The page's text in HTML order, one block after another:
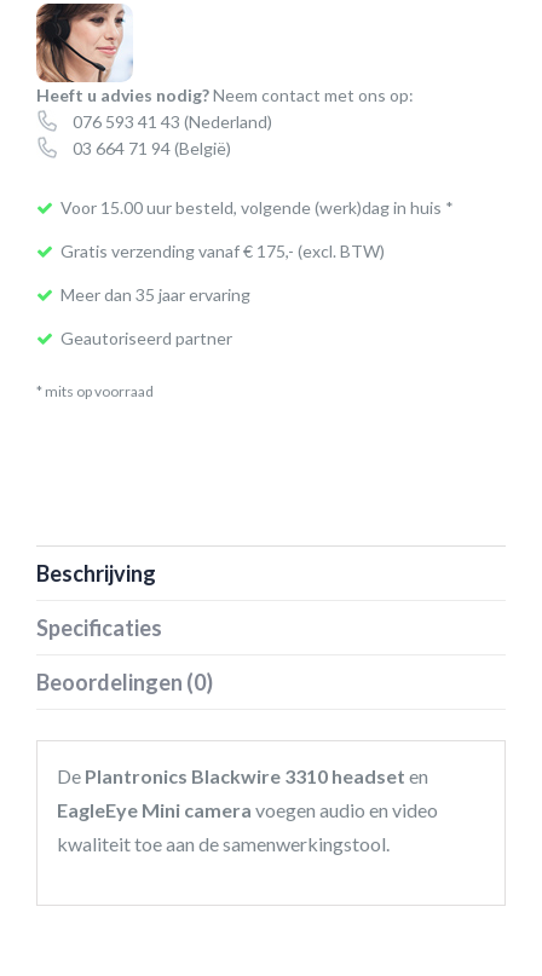
Heeft u advies nodig?Neem contact met ons op:
076 593 41 43 (Nederland)
03 664 71 94(België)
Voor 15.00 uur besteld, volgende (werk)dag in huis *
Gratis verzending vanaf € 175,- (excl. BTW)
Meer dan 35 jaar ervaring
Geautoriseerd partner
* mits op voorraad
Beschrijving
Specificaties
Beoordelingen (0)
De Plantronics Blackwire 3310 headset en
EagleEye Mini camera voegen audio en video
kwaliteit toe aan de samenwerkingstool.